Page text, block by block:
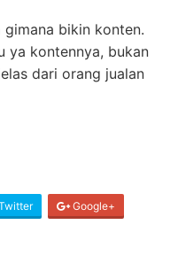
bikin konten.
ya kontennya, bukan
dari orang jualan
Google+